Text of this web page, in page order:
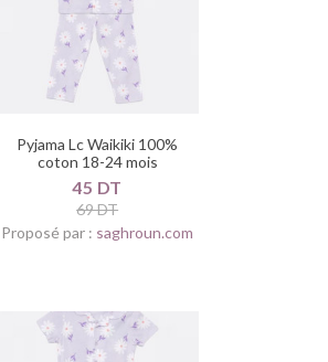
Pyjama Lc Waikiki 100%
coton 18-24 mois
45 DT
69 DT
Proposé par : saghroun.com